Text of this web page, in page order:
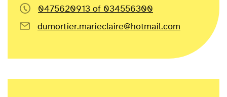
0475620913 of 034556300
dumortier.marieclaire@hotmail.com